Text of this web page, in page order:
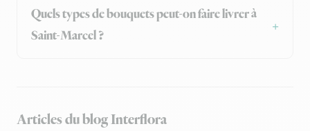
Quels types de bouquets peut-on faire livrer à
Saint-Marcel ?
Articles du blog Interflora